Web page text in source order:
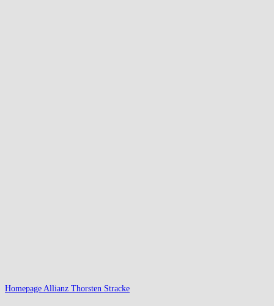
Homepage Allianz Thorsten Stracke